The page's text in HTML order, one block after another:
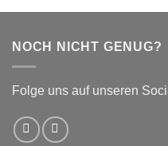
NOCH NICHT GENUG?
Folge uns auf unseren